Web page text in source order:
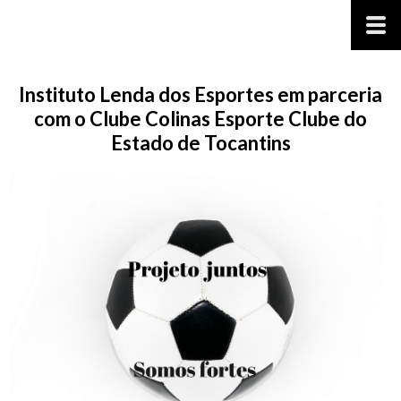
Instituto Lenda dos Esportes em parceria
com o Clube Colinas Esporte Clube do
Estado de Tocantins